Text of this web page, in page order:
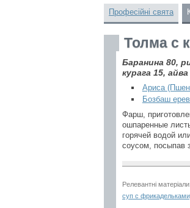
Професійні свята
Толма с
Баранина 80,
курага 15,
Ариса
Бозбаш
Фарш,
ошпаренные
горячей водой
соусом, посыпав
Релевантні матеріали:
суп с